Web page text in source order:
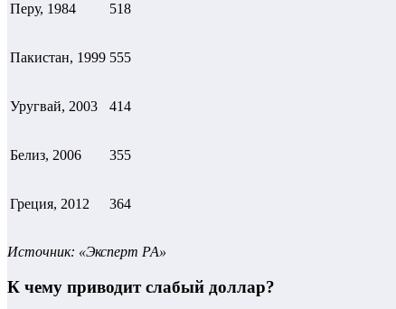
Перу, 1984 518
Пакистан, 1999 555
Уругвай, 2003 414
Белиз, 2006 355
Греция, 2012 364
Источник: «Эксперт РА»
К чему приводит слабый доллар?